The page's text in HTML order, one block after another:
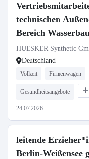
technischen
Bereich
HUESKER Synthetic
Deutschland
Vollzeit Firmenwagen
Gesundheitsangebote
24.07.2026
leitende
Berlin-Weißensee